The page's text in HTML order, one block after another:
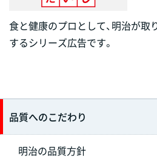
食と健康のプロとして、明治が取
するシリーズ広告です。
品質へのこだわり
明治の品質方針